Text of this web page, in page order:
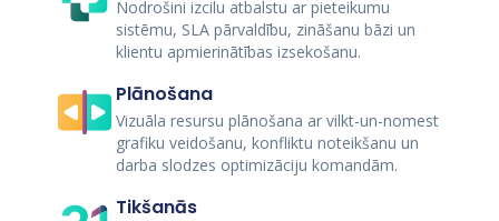
Nodrošini izcilu atbalstu ar pieteikumu
sistēmu, SLA pārvaldību, zināšanu bāzi un
klientu apmierinātības izsekošanu.
Plānošana
Vizuāla resursu plānošana ar vilkt-un-nomest
grafiku veidošanu, konfliktu noteikšanu un
darba slodzes optimizāciju komandām.
Tikšanās